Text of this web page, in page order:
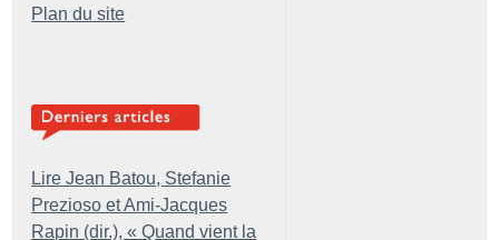
Plan du site
Lire Jean Batou, Stefanie
Prezioso et Ami-Jacques
Rapin (dir.), « Quand vient la